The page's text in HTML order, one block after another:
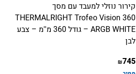
קירור נוזלי למעבד עם מסך
THERMALRIGHT Trofeo Vision 360
ARGB WHITE – גודל 360 מ''מ – צבע
לבן
745
₪